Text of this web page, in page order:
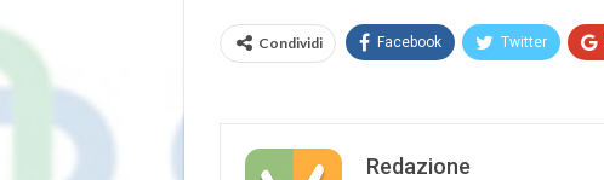
Condividi Facebook Twitter
Redazione